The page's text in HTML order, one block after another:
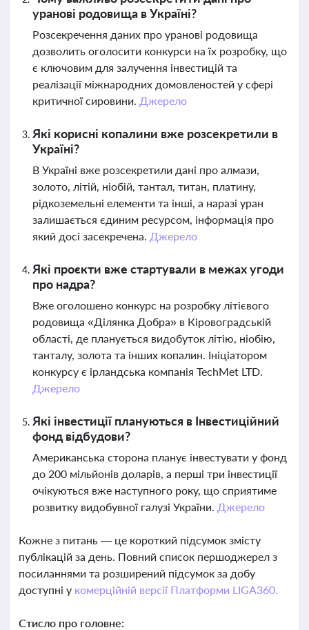
уранові родовища в Україні?
Розсекречення даних про уранові родовища
дозволить оголосити конкурси на їх розробку, що
є ключовим для залучення інвестицій та
реалізації міжнародних домовленостей у сфері
критичної сировини. Джерело
Які корисні копалини вже розсекретили в
Україні?
В Україні вже розсекретили дані про алмази,
золото, літій, ніобій, тантал, титан, платину,
рідкоземельні елементи та інші, а наразі уран
залишається єдиним ресурсом, інформація про
який досі засекречена. Джерело
Які проєкти вже стартували в межах угоди
про надра?
Вже оголошено конкурс на розробку літієвого
родовища «Ділянка Добра» в Кіровоградській
області, де планується видобуток літію, ніобію,
танталу, золота та інших копалин. Ініціатором
конкурсу є ірландська компанія TechMet LTD.
Джерело
Які інвестиції плануються в Інвестиційний
фонд відбудови?
Американська сторона планує інвестувати у фонд
до 200 мільйонів доларів, а перші три інвестиції
очікуються вже наступного року, що сприятиме
розвитку видобувної галузі України. Джерело
Кожне з питань — це короткий підсумок змісту
публікацій за день. Повний список першоджерел з
посиланнями та розширений підсумок за добу
доступні у комерційній версії Платформи LIGA360.
Стисло про головне: